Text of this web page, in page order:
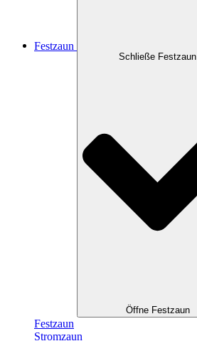
Festzaun
Schließe Festzaun
Öffne Festzaun
Festzaun
Stromzaun